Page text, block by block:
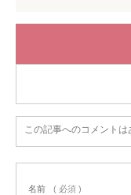
この記事へのコメントは
名前 ( 必須 )